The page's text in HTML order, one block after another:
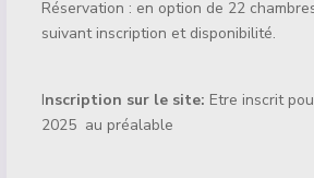
Réservation : en option de 22
suivant inscription et disponibilité.
Inscription sur le site: Etre inscrit
2025 au préalable